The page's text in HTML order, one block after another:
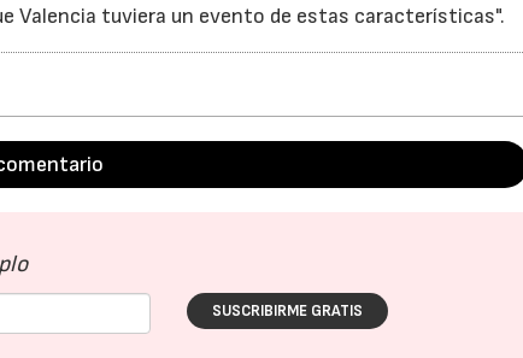
Valencia tuviera un evento de estas características".
SUSCRIBIRME GRATIS